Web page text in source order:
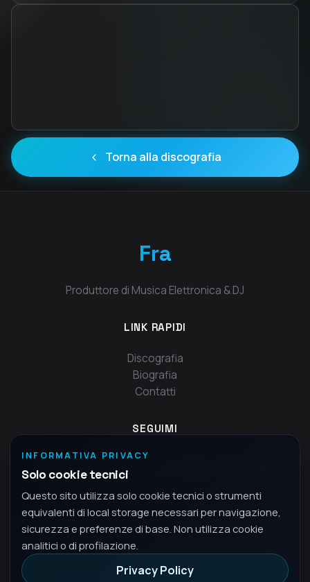
Torna alla discografia
Fra
Produttore di Musica Elettronica & DJ
LINK RAPIDI
Discografia
Biografia
Contatti
SEGUIMI
INFORMATIVA PRIVACY
Solo cookie tecnici
Questo sito utilizza solo cookie tecnici o strumenti
equivalenti di local storage necessari per navigazione,
sicurezza e preferenze di base. Non utilizza cookie
analitici o di profilazione.
Privacy Policy